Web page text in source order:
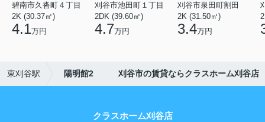
碧南市久沓町４丁目
2K (30.37㎡)
4.1万円
刈谷市池田町１丁目
2DK (39.60㎡)
4.7万円
刈谷市泉田町割田
2K (31.50㎡)
3.4万円
東刈谷駅 陽明館2 刈谷市の賃貸ならクラスホーム刈谷店
クラスホーム刈谷店